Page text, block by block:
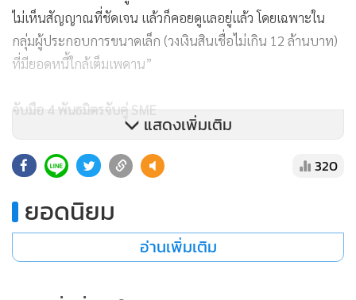
ไม่เห็นสัญญาณที่ชัดเจน แล้วก็คอยดูแลอยู่แล้ว โดยเฉพาะใน
กลุ่มผู้ประกอบการขนาดเล็ก (วงเงินสินเชื่อไม่เกิน 12 ล้านบาท)
ที่มียอดหนี้ใกล้เต็มเพดาน”
จับมือ 4 พันธมิตรจับคู่ SME
อย่างไรก็ตาม กลยุทธ์ของธนาคารไม่ได้เน้นที่การปล่อยกู้เท่านั้น
แต่จะมุ่งเน้นที่การหาตลาดและคู่ค้าให้แก่ลูกค้าด้วย เพื่อให้เกิด
การขยายตัว และเติบโตอย่างยั่งยืน และจะสนับสนุนด้านสินเชื่อ
อย่างต่อเนื่อง โดยได้ร่วมกับพันธมิตร 4 ราย ทั้งภาครัฐ และ
เอกชน ได้แก่ เอ็นโซโก้ ล็อกซเล่ย์ สภาอุตสาหกรรมแห่ง
ความแกร่งให้ผู้ประกอบการเจาะตลาดทั้งใน และต่างประเทศได้
แสดงเพิ่มเติม
320
ยอดนิยม
อ่านเพิ่มเติม